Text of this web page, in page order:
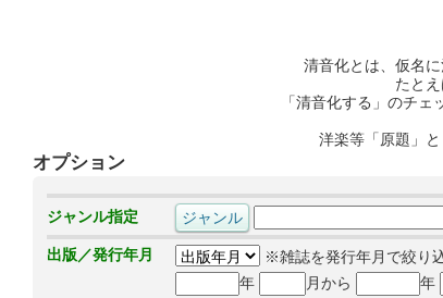
清音化とは、仮名
たと
「清音化する」のチ
洋楽等「原題」
オプション
ジャンル指定
出版／発行年月
※雑誌を発行年月で絞り
年
月から 年